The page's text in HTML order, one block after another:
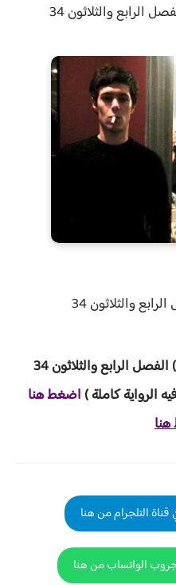
والثلاثون 34
الرابع والثلاثون 34
الفصل
الرابع والثلاثون 34
يه الرواية كاملة ) اضغط هنا
قناة التلجرام من هنا
جروب الواتساب من هنا